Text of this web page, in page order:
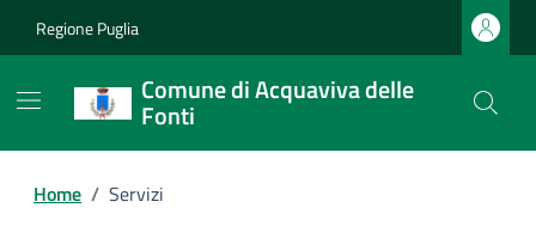
Regione Puglia
Comune di Acquaviva delle
Fonti
Home / Servizi